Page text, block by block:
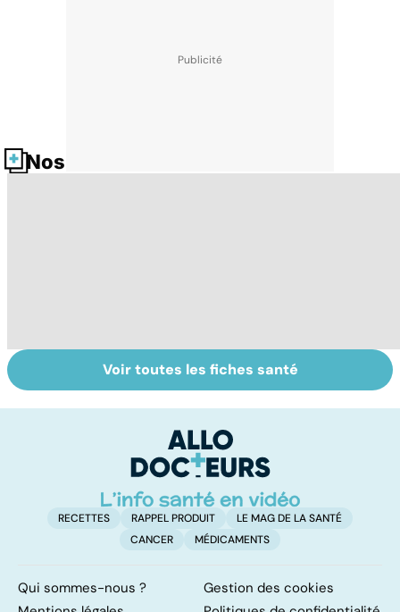
Nos fiches santé
Tout savoir sur
les virus
Votre santé en
vacances
Voir toutes les fiches santé
RECETTES RAPPEL PRODUIT
LE MAG DE LA SANTÉ
CANCER
MÉDICAMENTS
Qui sommes-nous ?
Gestion des cookies